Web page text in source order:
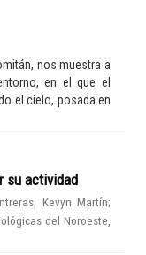
nos muestra a
en el que el
el cielo, posada en
su actividad
Kevyn Martín;
del Noroeste,